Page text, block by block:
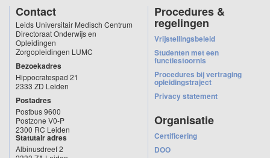
📍 Locatie: Onderwijsgebouw LUMC
📝 Accreditatie V&V: aangevraagd
Doelgroep
Verpleegkundigen die regieverpleegkundige
zie onder MEDIA instroom- en vrijstellingscriteria (zie de twee
bijlagen)
Iedere verpleegkundige die zijn of haar EBP-competenties wil
vergroten
Toelatingsvoorwaarden
De uiterste inschrijftermijn is 2 weken voor aanvang van deze
nascholing, daarna is aanmelden niet meer mogelijk.
Deze nascholing gaat door bij minimaal 8 deelnemers en maximaal
15 deelnemers.
Contact
Leids Universitair Medisch Centrum
Directoraat Onderwijs en
Opleidingen
Zorgopleidingen LUMC
Bezoekadres
Hippocratespad 21
2333 ZD Leiden
Postadres
Postbus 9600
Postzone V0-P
2300 RC Leiden
Statutair adres
Albinusdreef 2
Procedures &
regelingen
Vrijstellingsbeleid
Studenten met een
functiestoornis
Procedures bij vertraging
opleidingstraject
Privacy statement
Organisatie
Certificering
DOO